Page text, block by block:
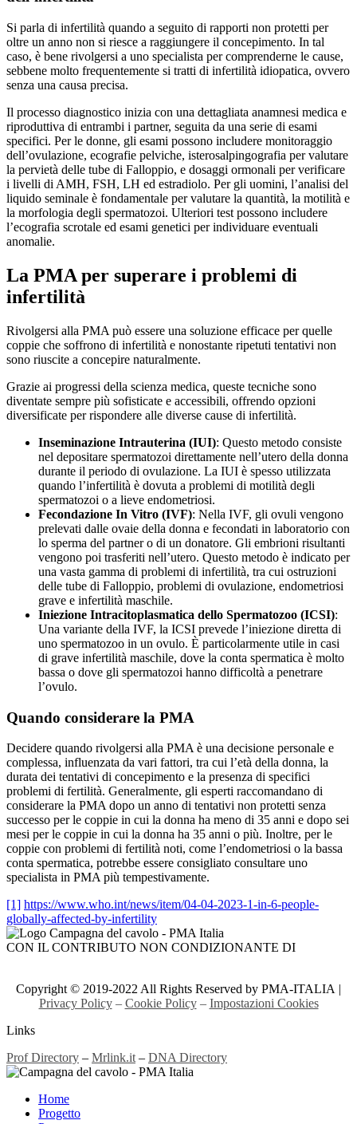
Si parla di infertilità quando a seguito di rapporti non protetti per
oltre un anno non si riesce a raggiungere il concepimento. In tal
caso, è bene rivolgersi a uno specialista per comprenderne le cause,
sebbene molto frequentemente si tratti di infertilità idiopatica, ovvero
senza una causa precisa.
Il processo diagnostico inizia con una dettagliata anamnesi medica e
riproduttiva di entrambi i partner, seguita da una serie di esami
specifici. Per le donne, gli esami possono includere monitoraggio
dell’ovulazione, ecografie pelviche, isterosalpingografia per valutare
la pervietà delle tube di Falloppio, e dosaggi ormonali per verificare
i livelli di AMH, FSH, LH ed estradiolo. Per gli uomini, l’analisi del
liquido seminale è fondamentale per valutare la quantità, la motilità e
la morfologia degli spermatozoi. Ulteriori test possono includere
l’ecografia scrotale ed esami genetici per individuare eventuali
anomalie.
La PMA per superare i problemi di
infertilità
Rivolgersi alla PMA può essere una soluzione efficace per quelle
coppie che soffrono di infertilità e nonostante ripetuti tentativi non
sono riuscite a concepire naturalmente.
Grazie ai progressi della scienza medica, queste tecniche sono
diventate sempre più sofisticate e accessibili, offrendo opzioni
diversificate per rispondere alle diverse cause di infertilità.
Inseminazione Intrauterina (IUI): Questo metodo consiste
nel depositare spermatozoi direttamente nell’utero della donna
durante il periodo di ovulazione. La IUI è spesso utilizzata
quando l’infertilità è dovuta a problemi di motilità degli
spermatozoi o a lieve endometriosi.
Fecondazione In Vitro (IVF): Nella IVF, gli ovuli vengono
prelevati dalle ovaie della donna e fecondati in laboratorio con
lo sperma del partner o di un donatore. Gli embrioni risultanti
vengono poi trasferiti nell’utero. Questo metodo è indicato per
una vasta gamma di problemi di infertilità, tra cui ostruzioni
delle tube di Falloppio, problemi di ovulazione, endometriosi
grave e infertilità maschile.
Iniezione Intracitoplasmatica dello Spermatozoo (ICSI):
Una variante della IVF, la ICSI prevede l’iniezione diretta di
uno spermatozoo in un ovulo. È particolarmente utile in casi
di grave infertilità maschile, dove la conta spermatica è molto
bassa o dove gli spermatozoi hanno difficoltà a penetrare
l’ovulo.
Quando considerare la PMA
Decidere quando rivolgersi alla PMA è una decisione personale e
complessa, influenzata da vari fattori, tra cui l’età della donna, la
durata dei tentativi di concepimento e la presenza di specifici
problemi di fertilità. Generalmente, gli esperti raccomandano di
considerare la PMA dopo un anno di tentativi non protetti senza
successo per le coppie in cui la donna ha meno di 35 anni e dopo sei
mesi per le coppie in cui la donna ha 35 anni o più. Inoltre, per le
coppie con problemi di fertilità noti, come l’endometriosi o la bassa
conta spermatica, potrebbe essere consigliato consultare uno
specialista in PMA più tempestivamente.
[1] https://www.who.int/news/item/04-04-2023-1-in-6-people-
globally-affected-by-infertility
CON IL CONTRIBUTO NON CONDIZIONANTE DI
Copyright © 2019-2022 All Rights Reserved by PMA-ITALIA |
Privacy Policy– Cookie Policy– Impostazioni Cookies
Links
Prof Directory – Mrlink.it– DNA Directory
Home
Progetto